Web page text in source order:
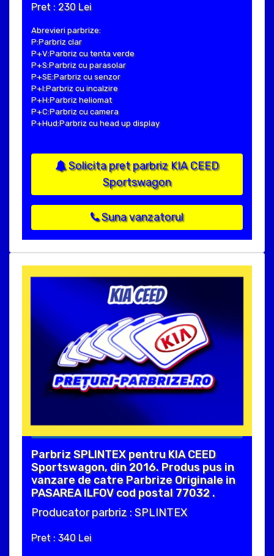
Pret : 230 Lei
Abrevieri parbrize:
P:Parbriz clar
P+V:Parbriz cu tenta verde
P+S:Parbriz cu parasolar
P+SE:Parbriz cu senzor
P+I:Parbriz cu incalzire
P+H:Parbriz heliomat
P+C:Parbriz cu camera
P+Hud:Parbriz cu head up display
Solicita pret parbriz KIA CEED
Sportswagon
Suna vanzatorul
Parbriz SPLINTEX pentru KIA CEED
Sportswagon, din 2016. Produs pus in
vanzare de catre Parbrize Originale in
PASAREA ILFOV cod postal 77032 .
Producator parbriz : SPLINTEX
Pret : 340 Lei